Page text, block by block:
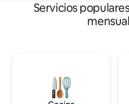
Servicios